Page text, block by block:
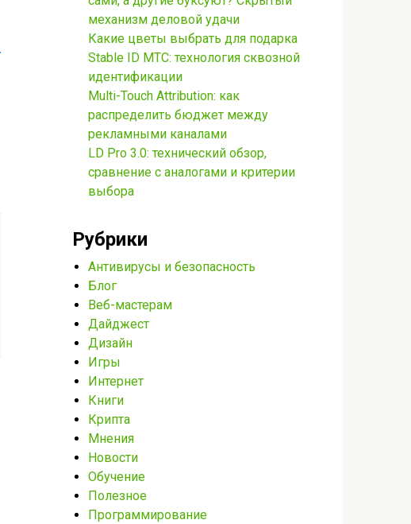
механизм деловой удачи
Какие цветы выбрать для подарка
Stable ID МТС: технология сквозной
идентификации
Multi-Touch Attribution: как
распределить бюджет между
рекламными каналами
LD Pro 3.0: технический обзор,
сравнение с аналогами и критерии
выбора
Рубрики
Антивирусы и безопасность
Блог
Веб-мастерам
Дайджест
Дизайн
Игры
Интернет
Книги
Крипта
Мнения
Новости
Обучение
Полезное
Программирование